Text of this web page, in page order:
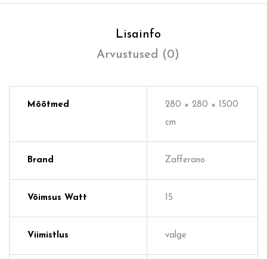
Lisainfo
Arvustused (0)
Mõõtmed
280 × 280 × 1500
cm
Brand Zafferano
Võimsus Watt 15
Viimistlus valge